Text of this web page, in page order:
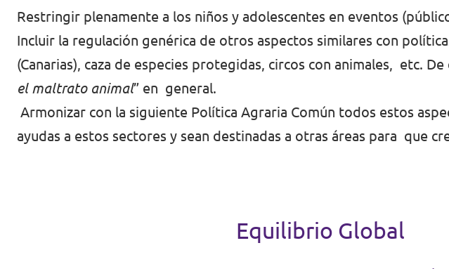
Restringir plenamente a los niños y adolescentes en eventos
Incluir la regulación genérica de otros aspectos similares con
(Canarias), caza de especies protegidas, circos con animales, etc.
el maltrato animal” en general.
Armonizar con la siguiente Política Agraria Común todos estos
ayudas a estos sectores y sean destinadas a otras áreas para que
Equilibrio Global